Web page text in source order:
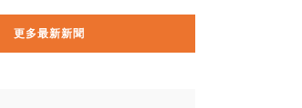
更多最新新聞